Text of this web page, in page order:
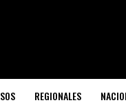
REGIONALES